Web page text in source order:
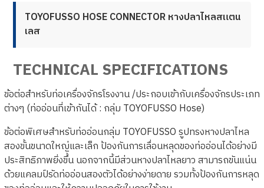
TOYOFUSSO HOSE CONNECTOR หางปลาไหลสแตน
เลส
TECHNICAL SPECIFICATIONS
ข้อต่อสำหรับท่อเครื่องจักรโรงงาน /ประกอบเข้ากับเครื่องจักรประเภท
ต่างๆ (ท่ออ่อนที่เข้ากันได้ : กลุ่ม TOYOFUSSO Hose)
ข้อต่อพิเศษสำหรับท่ออ่อนกลุ่ม TOYOFUSSO รูปทรงหางปลาไหล
สองขั้นขนาดใหญ่และเล็ก ป้องกันการเลื่อนหลุดของท่ออ่อนได้อย่างมี
ประสิทธิภาพยิ่งขึ้น นอกจากนี้มีส่วนหางปลาไหลยาว สามารถขันแน่น
ด้วยแคลมป์รัดท่ออ่อนสองตัวได้อย่างง่ายดาย รวมทั้งป้องกันการหลุด